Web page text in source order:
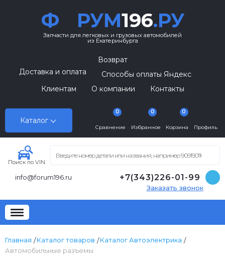
Ф РУМ196.РУ
Запчасти для легковых и грузовых автомобилей
из Екатеринбурга
Каталог
Возврат
Доставка и оплата
Способы оплаты Яндекс
Клиентам
О компании Контакты
Сравнение
0
Избранное
0
Корзина
0
Профиль
Поиск по VIN
info@forum196.ru +7(343)226-01-99
Заказать звонок
Главная Каталог товаров
Каталог Автоэлектрика
Автомобильные разъемы